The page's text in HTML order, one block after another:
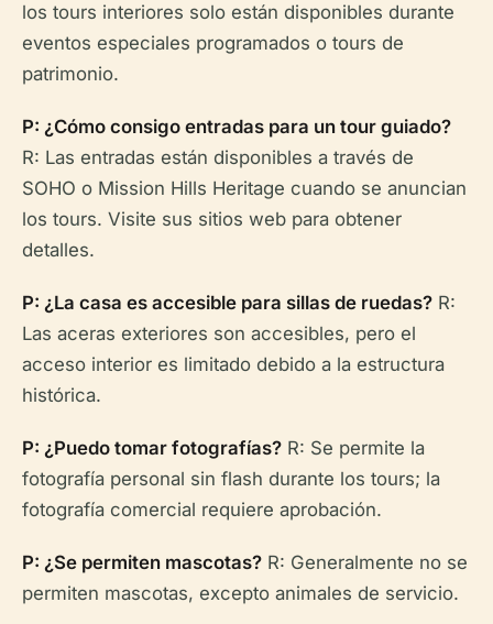
los tours interiores solo están disponibles durante
eventos especiales programados o tours de
patrimonio.
P: ¿Cómo consigo entradas para un tour guiado?
R: Las entradas están disponibles a través de
SOHO o Mission Hills Heritage cuando se anuncian
los tours. Visite sus sitios web para obtener
detalles.
P: ¿La casa es accesible para sillas de ruedas? R:
Las aceras exteriores son accesibles, pero el
acceso interior es limitado debido a la estructura
histórica.
P: ¿Puedo tomar fotografías? R: Se permite la
fotografía personal sin flash durante los tours; la
fotografía comercial requiere aprobación.
P: ¿Se permiten mascotas? R: Generalmente no se
permiten mascotas, excepto animales de servicio.